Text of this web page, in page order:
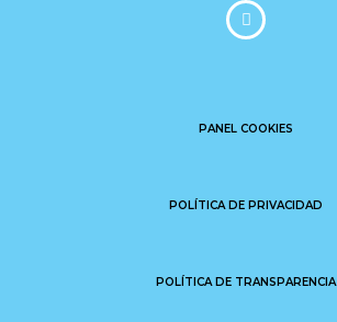
PANEL COOKIES
POLÍTICA DE PRIVACIDAD
POLÍTICA DE TRANSPARENCIA